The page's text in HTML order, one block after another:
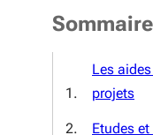
Sommaire
Les
projets
Etudes